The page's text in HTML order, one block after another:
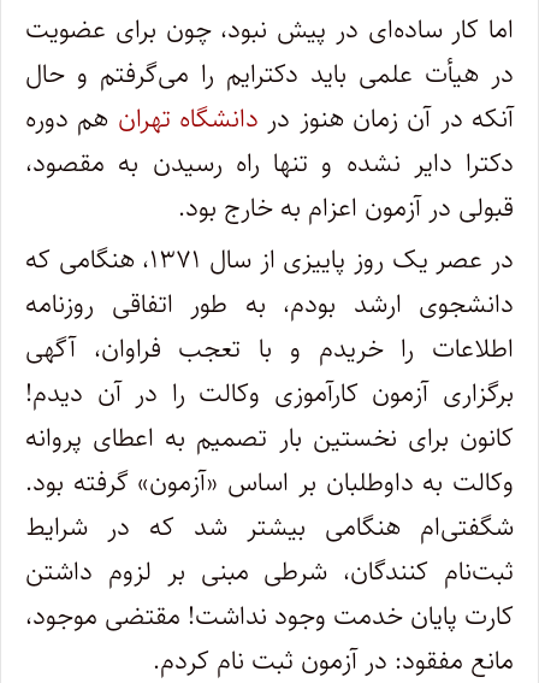
اما کار ساده‌ای در پیش نبود، چون برای عضویت
در هیأت علمی باید دکترایم را می‌گرفتم و حال
آنکه در آن زمان هنوز در دانشگاه تهران هم دوره
دکترا دایر نشده و تنها راه رسیدن به مقصود،
قبولی در آزمون اعزام به خارج بود.
در عصر یک روز پاییزی از سال ۱۳۷۱، هنگامی که
دانشجوی ارشد بودم، به طور اتفاقی روزنامه
اطلاعات را خریدم و با تعجب فراوان، آگهی
برگزاری آزمون کارآموزی وکالت را در آن دیدم!
کانون برای نخستین بار تصمیم به اعطای پروانه
وکالت به داوطلبان بر اساس «آزمون» گرفته بود.
شگفتی‌ام هنگامی بیشتر شد که در شرایط
ثبت‌نام کنندگان، شرطی مبنی بر لزوم داشتن
کارت پایان خدمت وجود نداشت! مقتضی موجود،
مانع مفقود: در آزمون ثبت نام کردم.